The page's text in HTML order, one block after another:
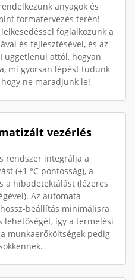
anyagok és
formatervezés terén!
foglalkozunk a
és fejlesztésével, és az
attól, hogyan
mi gyorsan lépést tudunk
ne maradjunk le!
vezérlés
rendszer integrálja a
(±1 °C pontosság), a
a hibadetektálást (lézeres
Az automata
beállítás minimálisra
lehetőségét, így a termelési
munkaerőköltségek pedig